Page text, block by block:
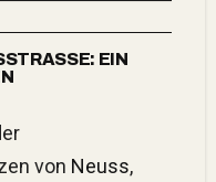
EIN U
von Neuss,